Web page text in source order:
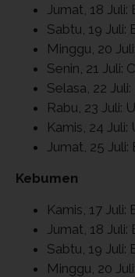
Jumat, 18
Sabtu, 19 Juli:
Minggu, 20
Senin, 21 Juli:
Selasa, 22
Rabu, 23 Juli:
Kamis, 24 Juli:
Jumat, 25 Juli:
Kebumen
Kamis, 17 Juli:
Jumat, 18 Juli:
Sabtu, 19 Juli:
Minggu, 20